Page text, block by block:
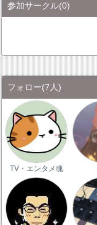
参加サークル(0)
フォロー(7人)
TV・エンタメ魂